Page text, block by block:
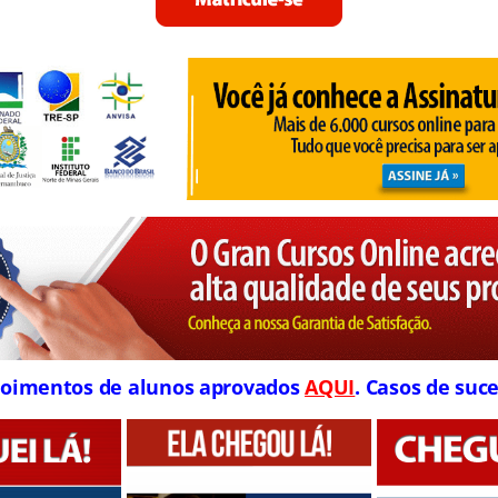
de alunos aprovadosAQUI. Casos de